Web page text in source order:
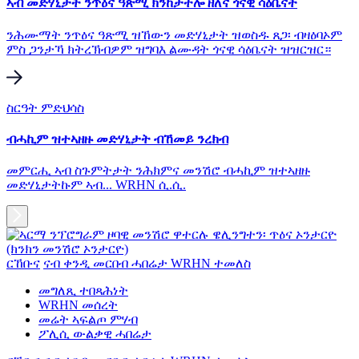
ኣብ መድሃኒታት ንጥዕና ዓጽሚ ክንከታተሎ ዘለና ጎናዊ ሳዕቤናት
ንሕሙማት ንጥዕና ዓጽሚ ዝኸውን መድሃኒታት ዝወስዱ ጸጋ፡ ብዛዕባኦም
ምስ ጋንታኻ ክትረኽብዎም ዝግባእ ልሙዳት ጎናዊ ሳዕቤናት ዝዝርዝር።
ስርዓት ምድህሳስ
ብሓኪም ዝተኣዘዙ መድሃኒታት ብኸመይ ንረክብ
መምርሒ ኣብ ስጉምትታት ንሕክምና መንሽሮ ብሓኪም ዝተኣዘዙ
መድሃኒታትኩም ኣብ... WRHN ሲ.ሲ.
ርኸቡና ናብ ቀንዲ መርበብ ሓበሬታ WRHN ተመለስ
መግለጺ ተበጻሕነት
WRHN መሰረት
መሬት ኣፍልጦ ምሃብ
ፖሊሲ ውልቃዊ ሓበሬታ